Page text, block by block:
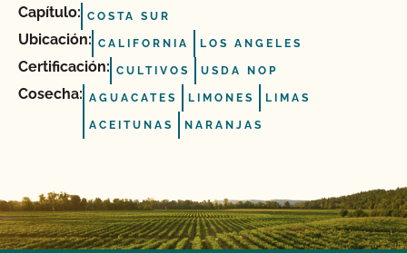
Capítulo: COSTA SUR
Ubicación: CALIFORNIA LOS ANGELES
Certificación: CULTIVOS USDA NOP
Cosecha: AGUACATES LIMONES LIMAS
ACEITUNAS NARANJAS